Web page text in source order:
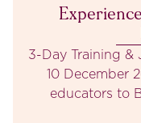
3-Day Training &
10 December
educators to